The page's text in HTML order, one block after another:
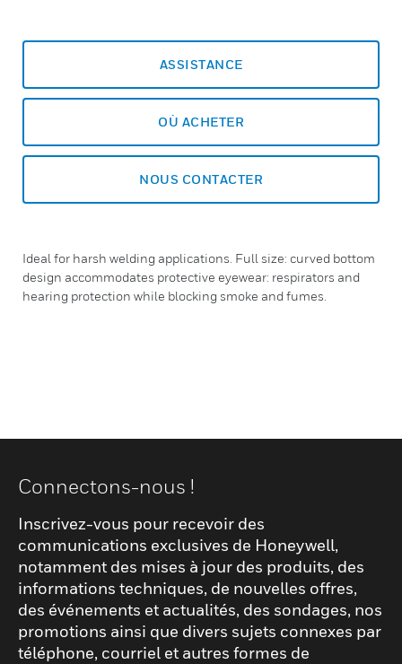
ASSISTANCE
OÙ ACHETER
NOUS CONTACTER
Ideal for harsh welding applications. Full size: curved bottom
design accommodates protective eyewear: respirators and
hearing protection while blocking smoke and fumes.
Connectons-nous !
Inscrivez-vous pour recevoir des
communications exclusives de Honeywell,
notamment des mises à jour des produits, des
informations techniques, de nouvelles offres,
des événements et actualités, des sondages, nos
promotions ainsi que divers sujets connexes par
téléphone, courriel et autres formes de